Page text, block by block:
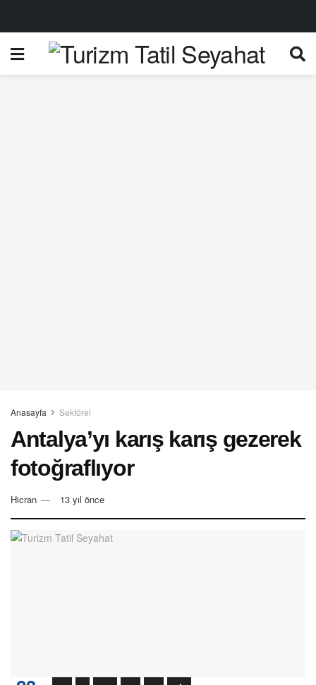
Anasayfa Sektörel
Antalya’yı karış karış gezerek
fotoğraflıyor
Hicran 13 yıl önce